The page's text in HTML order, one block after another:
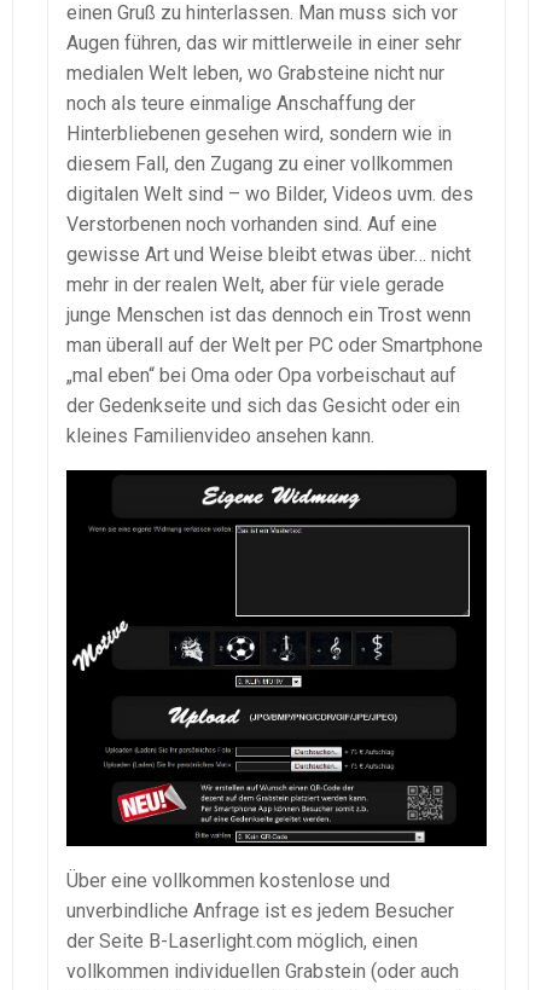
einen Gruß zu hinterlassen. Man muss sich vor
Augen führen, das wir mittlerweile in einer sehr
medialen Welt leben, wo Grabsteine nicht nur
noch als teure einmalige Anschaffung der
Hinterbliebenen gesehen wird, sondern wie in
diesem Fall, den Zugang zu einer vollkommen
digitalen Welt sind – wo Bilder, Videos uvm. des
Verstorbenen noch vorhanden sind. Auf eine
gewisse Art und Weise bleibt etwas über… nicht
mehr in der realen Welt, aber für viele gerade
junge Menschen ist das dennoch ein Trost wenn
man überall auf der Welt per PC oder Smartphone
„mal eben“ bei Oma oder Opa vorbeischaut auf
der Gedenkseite und sich das Gesicht oder ein
kleines Familienvideo ansehen kann.
Über eine vollkommen kostenlose und
unverbindliche Anfrage ist es jedem Besucher
der Seite B-Laserlight.com möglich, einen
vollkommen individuellen Grabstein (oder auch